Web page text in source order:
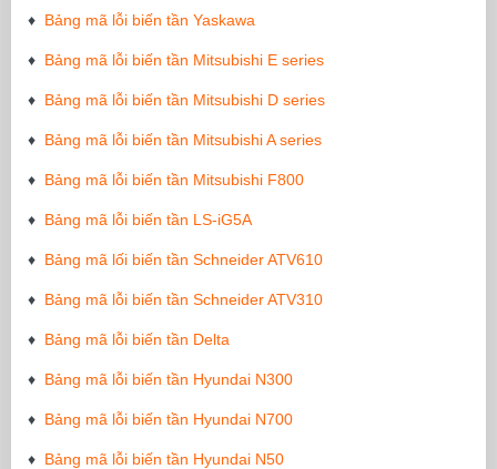
♦ Bảng mã lỗi biến tần Yaskawa
♦ Bảng mã lỗi biến tần Mitsubishi E series
♦ Bảng mã lỗi biến tần Mitsubishi D series
♦ Bảng mã lỗi biến tần Mitsubishi A series
♦ Bảng mã lỗi biến tần Mitsubishi F800
♦ Bảng mã lỗi biến tần LS-iG5A
♦ Bảng mã lối biến tần Schneider ATV610
♦ Bảng mã lỗi biến tần Schneider ATV310
♦ Bảng mã lỗi biến tần Delta
♦ Bảng mã lỗi biến tần Hyundai N300
♦ Bảng mã lỗi biến tần Hyundai N700
♦ Bảng mã lỗi biến tần Hyundai N50